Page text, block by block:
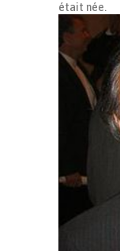
était née.